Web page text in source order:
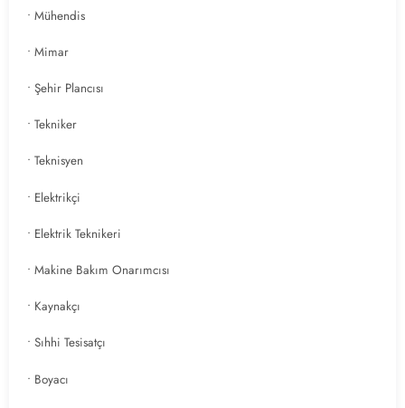
• Mühendis
• Mimar
• Şehir Plancısı
• Tekniker
• Teknisyen
• Elektrikçi
• Elektrik Teknikeri
• Makine Bakım Onarımcısı
• Kaynakçı
• Sıhhi Tesisatçı
• Boyacı